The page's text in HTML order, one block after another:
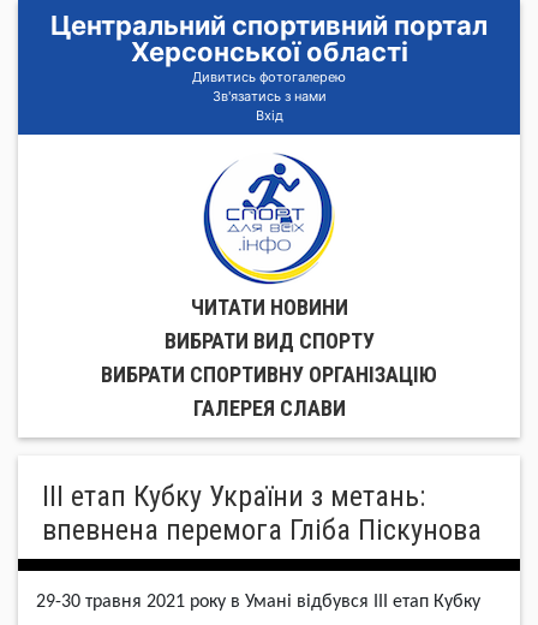
Центральний спортивний портал
Херсонської області
Дивитись фотогалерею
Зв'язатись з нами
Вхід
ЧИТАТИ НОВИНИ
ВИБРАТИ ВИД СПОРТУ
ВИБРАТИ СПОРТИВНУ ОРГАНIЗАЦIЮ
ГАЛЕРЕЯ СЛАВИ
ІІІ етап Кубку України з метань:
впевнена перемога Гліба Піскунова
29-30 травня 2021 року в Умані відбувся ІІІ етап Кубку